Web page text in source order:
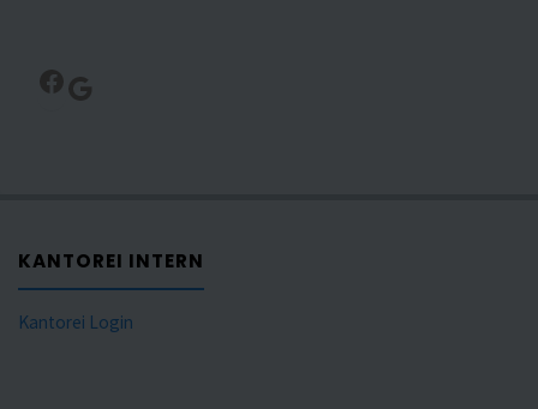
Facebook
Google
KANTOREI INTERN
Kantorei Login